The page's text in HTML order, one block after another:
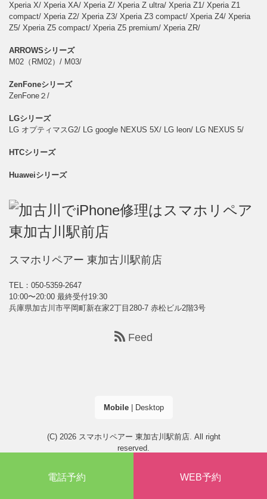
電話予約 WEB予約
Xperia X/ Xperia XA/ Xperia Z/ Xperia Z ultra/ Xperia Z1/ Xperia Z1
compact/ Xperia Z2/ Xperia Z3/ Xperia Z3 compact/ Xperia Z4/ Xperia
Z5/ Xperia Z5 compact/ Xperia Z5 premium/ Xperia ZR/
ARROWSシリーズ
M02（RM02）/ M03/
ZenFoneシリーズ
ZenFone２/
LGシリーズ
LG オプティマスG2/ LG google NEXUS 5X/ LG leon/ LG NEXUS 5/
HTCシリーズ
Huaweiシリーズ
スマホリペアー 東加古川駅前店
TEL：050-5359-2647
10:00〜20:00 最終受付19:30
兵庫県加古川市平岡町新在家2丁目280-7 赤松ビル2階3号
Feed
Mobile| Desktop
(C) 2026 スマホリペアー 東加古川駅前店. All right
reserved.